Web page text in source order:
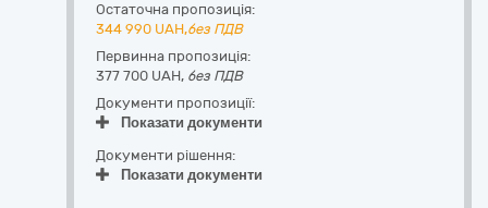
Остаточна пропозиція:
344 990 UAH,без ПДВ
Первинна пропозиція:
377 700 UAH, без ПДВ
Документи пропозиції:
Показати документи
Документи рішення:
Показати документи